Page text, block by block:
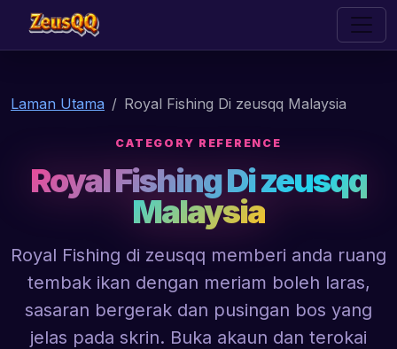
zeusqq
Laman Utama Royal Fishing Di zeusqq Malaysia
CATEGORY REFERENCE
Royal Fishing Di zeusqq
Malaysia
Royal Fishing di zeusqq memberi anda ruang
tembak ikan dengan meriam boleh laras,
sasaran bergerak dan pusingan bos yang
jelas pada skrin. Buka akaun dan terokai